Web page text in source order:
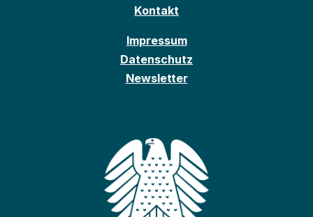
Kontakt
Impressum
Datenschutz
Newsletter